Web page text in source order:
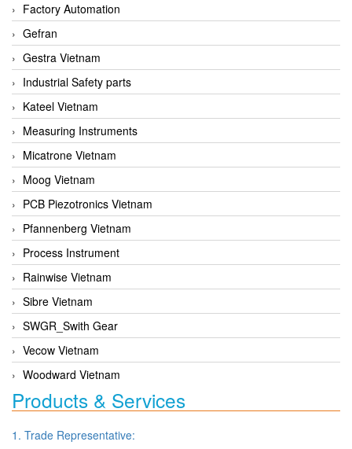
Factory Automation
Gefran
Gestra Vietnam
Industrial Safety parts
Kateel Vietnam
Measuring Instruments
Micatrone Vietnam
Moog Vietnam
PCB Piezotronics Vietnam
Pfannenberg Vietnam
Process Instrument
Rainwise Vietnam
Sibre Vietnam
SWGR_Swith Gear
Vecow Vietnam
Woodward Vietnam
Products & Services
1. Trade Representative: